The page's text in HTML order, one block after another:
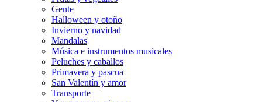
Gente
Halloween y otoño
Invierno y navidad
Mandalas
Música e instrumentos musicales
Peluches y caballos
Primavera y pascua
San Valentín y amor
Transporte